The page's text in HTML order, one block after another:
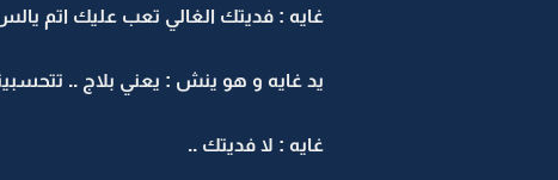
غايه : فديتك الغالي تعب عليك اتم
يد غايه و هو ينش : يعني بلاج ..
غايه : لا فديتك ..